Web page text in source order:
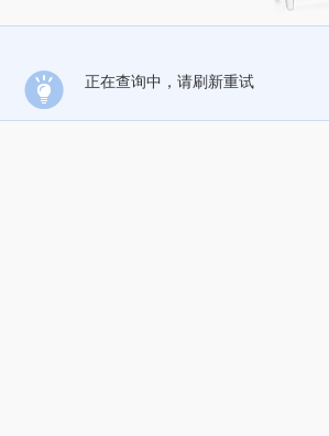
正在查询中，请刷新重试